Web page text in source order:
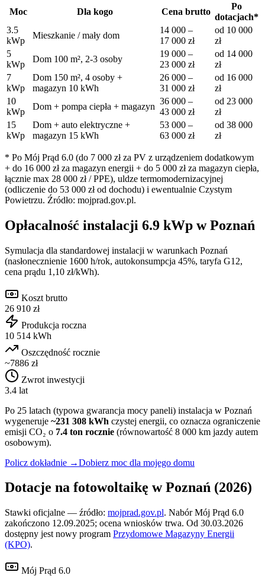
Moc Dla kogo Cena brutto
Po
dotacjach*
3.5
kWp
Mieszkanie / mały dom
14 000 –
17 000 zł
od 10 000
zł
5
kWp
Dom 100 m², 2-3 osoby
19 000 –
23 000 zł
od 14 000
zł
7
kWp
Dom 150 m², 4 osoby +
magazyn 10 kWh
26 000 –
31 000 zł
od 16 000
zł
10
kWp
Dom + pompa ciepła + magazyn
36 000 –
43 000 zł
od 23 000
zł
15
kWp
Dom + auto elektryczne +
magazyn 15 kWh
53 000 –
63 000 zł
od 38 000
zł
* Po Mój Prąd 6.0 (do 7 000 zł za PV z urządzeniem dodatkowym
+ do 16 000 zł za magazyn energii + do 5 000 zł za magazyn ciepła,
łącznie max 28 000 zł / PPE), uldze termomodernizacyjnej
(odliczenie do 53 000 zł od dochodu) i ewentualnie Czystym
Powietrzu. Źródło: mojprad.gov.pl.
Opłacalność instalacji 6.9 kWp wPoznań
Symulacja dla standardowej instalacji w warunkach Poznań
(nasłonecznienie 1600 h/rok, autokonsumpcja 45%, taryfa G12,
cena prądu 1,10 zł/kWh).
Koszt brutto
26 910 zł
Produkcja roczna
10 514 kWh
Oszczędność rocznie
~7886 zł
Zwrot inwestycji
3.4 lat
Po 25 latach (typowa gwarancja mocy paneli) instalacja w Poznań
wygeneruje ~231 308 kWh czystej energii, co oznacza ograniczenie
emisji CO₂ o 7.4 ton rocznie (równowartość 8 000 km jazdy autem
osobowym).
Policz dokładnie →Dobierz moc dla mojego domu
Dotacje na fotowoltaikę wPoznań (2026)
Stawki oficjalne — źródło: mojprad.gov.pl. Nabór Mój Prąd 6.0
zakończono 12.09.2025; ocena wniosków trwa. Od 30.03.2026
dostępny jest nowy program Przydomowe Magazyny Energii
(KPO).
Mój Prąd 6.0